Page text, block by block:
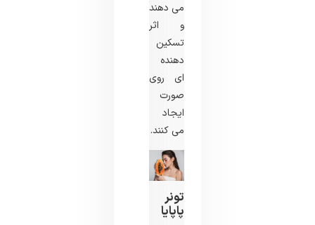
می ‌دهند
و اثر
تسکین
‌دهنده‌
ای روی
صورت
ایجاد
می‌ کنند.
تونر
پاپایا